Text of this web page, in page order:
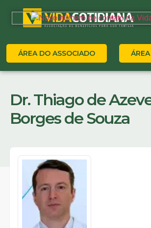
ÁREA DO ASSOCIADO
Dr. Thiago de
Borges de Souza